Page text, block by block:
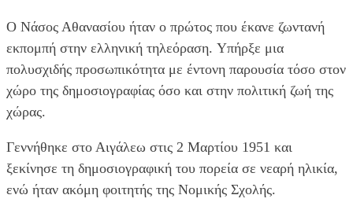
Ο Νάσος Αθανασίου ήταν ο πρώτος που έκανε ζωντανή
εκπομπή στην ελληνική τηλεόραση. Yπήρξε μια
πολυσχιδής προσωπικότητα με έντονη παρουσία τόσο στον
χώρο της δημοσιογραφίας όσο και στην πολιτική ζωή της
χώρας.
Γεννήθηκε στο Αιγάλεω στις 2 Μαρτίου 1951 και
ξεκίνησε τη δημοσιογραφική του πορεία σε νεαρή ηλικία,
ενώ ήταν ακόμη φοιτητής της Νομικής Σχολής.